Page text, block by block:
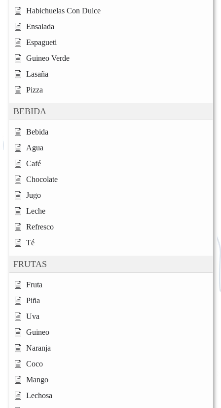
Habichuelas Con Dulce
Ensalada
Espagueti
Guineo Verde
Lasaña
Pizza
BEBIDA
Bebida
Agua
Café
Chocolate
Jugo
Leche
Refresco
Té
FRUTAS
Fruta
Piña
Uva
Guineo
Naranja
Coco
Mango
Lechosa